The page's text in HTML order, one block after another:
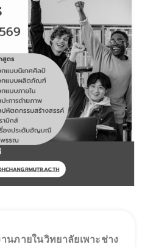
นภายในวิทยาลัยเพาะช่าง